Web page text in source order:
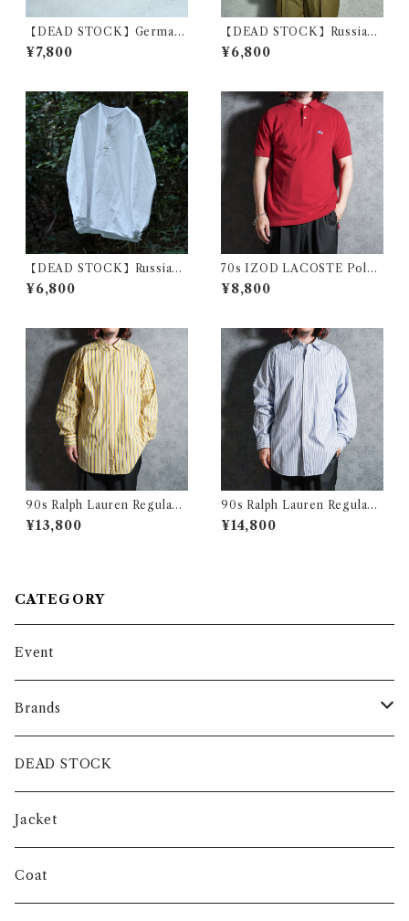
【DEAD STOCK】German
Army Leather Belt Black ド
イツ軍 レザー ベルト ブラック
¥7,800
【DEAD STOCK】Russian
military sleeping shirts V-
Henryneck ロシア軍 スリー
¥6,800
【DEAD STOCK】Russian
Military Sleeping Shirts He
nryneck ロシア軍 スリーピン
¥6,800
70s IZOD LACOSTE Polo
Shirts Red Made in USA ア
イゾッド ラコステ ポロシャツ
¥8,800
90s Ralph Lauren Regular
Collar Check Shirts CURH
AM SPORT ラルフローレン
¥13,800
90s Ralph Lauren Regular
Collar Stripe Shirts CURH
AM ラルフローレン レギュラ
¥14,800
CATEGORY
Event
Brands
intch.
SHUREN
INVERTERE
DEAD STOCK
Jacket
Coat